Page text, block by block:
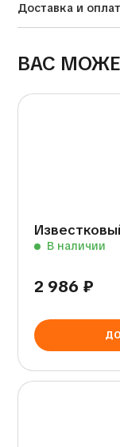
Доставка и
ВАС
В наличии
2 986 ₽